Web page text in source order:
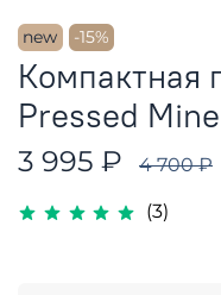
new -15%
(3)
Компактная
Pressed
3 995 ₽ 4 700 ₽